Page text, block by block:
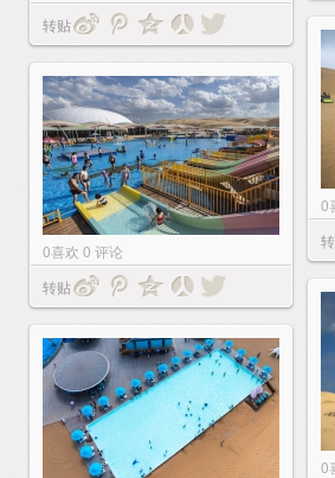
转贴
0
0喜欢 0 评论
转贴
0